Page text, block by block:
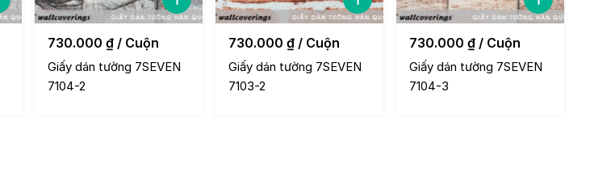
730.000 ₫ / Cuộn
Giấy dán tường 7SEVEN
7104-2
730.000 ₫ / Cuộn
Giấy dán tường 7SEVEN
7103-2
730.000 ₫ / Cuộn
Giấy dán tường 7SEVEN
7104-3